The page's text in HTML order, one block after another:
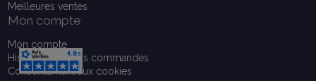
Meilleures ventes
Mon compte
Mon compte
Historique de vos commandes
Consentement aux cookies